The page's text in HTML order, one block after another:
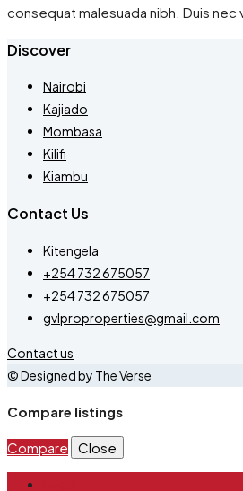
consequat malesuada nibh. Duis
Discover
Nairobi
Kajiado
Mombasa
Kilifi
Kiambu
Contact Us
Kitengela
+254 732 675057
+254 732 675057
gvlproproperties@gmail.com
Contact us
© Designed by The Verse
Compare listings
Compare Close